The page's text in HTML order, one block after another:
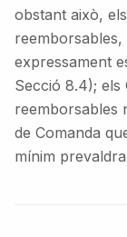
obstant això,
expressament
Secció 8.4); els
reemborsables
de Comanda
mínim